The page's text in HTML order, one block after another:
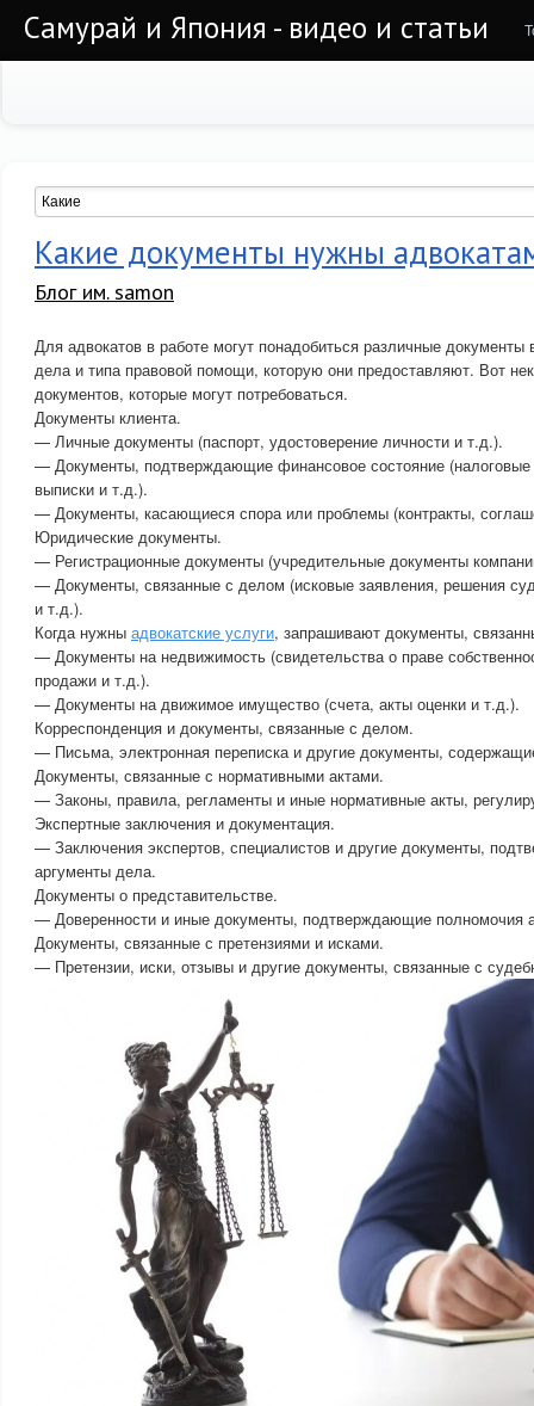
Самурай и Япония - видео и статьи
Какие документы нужны
Блог им. samon
Для адвокатов в работе могут понадобиться различные документы
дела и типа правовой помощи, которую они предоставляют. Вот
документов, которые могут потребоваться.
Документы клиента.
— Личные документы (паспорт, удостоверение личности и т.д.).
— Документы, подтверждающие финансовое состояние (налоговые
выписки и т.д.).
— Документы, касающиеся спора или проблемы (контракты,
Юридические документы.
— Регистрационные документы (учредительные документы
— Документы, связанные с делом (исковые заявления, решения
и т.д.).
Когда нужны адвокатские услуги, запрашивают документы,
— Документы на недвижимость (свидетельства о праве
продажи и т.д.).
— Документы на движимое имущество (счета, акты оценки и т.д.).
Корреспонденция и документы, связанные с делом.
— Письма, электронная переписка и другие документы,
Документы, связанные с нормативными актами.
— Законы, правила, регламенты и иные нормативные акты,
Экспертные заключения и документация.
— Заключения экспертов, специалистов и другие документы,
аргументы дела.
Документы о представительстве.
— Доверенности и иные документы, подтверждающие полномочия
Документы, связанные с претензиями и исками.
— Претензии, иски, отзывы и другие документы, связанные с